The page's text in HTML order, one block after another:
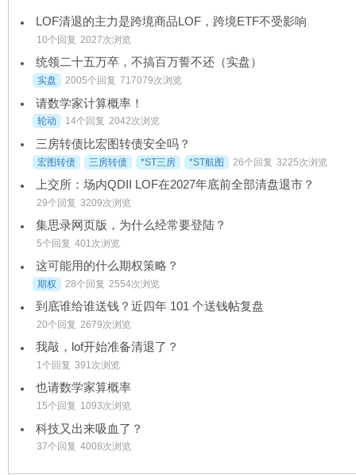
LOF清退的主力是跨境商品LOF，跨境ETF不受影响
10个回复 2027次浏览
统领二十五万卒，不搞百万誓不还（实盘）
实盘 2005个回复 717079次浏览
请数学家计算概率！
轮动 14个回复 2042次浏览
三房转债比宏图转债安全吗？
宏图转债 三房转债 *ST三房 *ST航图 26个回复 3225次浏览
上交所：场内QDII LOF在2027年底前全部清盘退市？
29个回复 3209次浏览
集思录网页版，为什么经常要登陆？
5个回复 401次浏览
这可能用的什么期权策略？
期权 28个回复 2554次浏览
到底谁给谁送钱？近四年 101 个送钱帖复盘
20个回复 2679次浏览
我敲，lof开始准备清退了？
1个回复 391次浏览
也请数学家算概率
15个回复 1093次浏览
科技又出来吸血了？
37个回复 4008次浏览